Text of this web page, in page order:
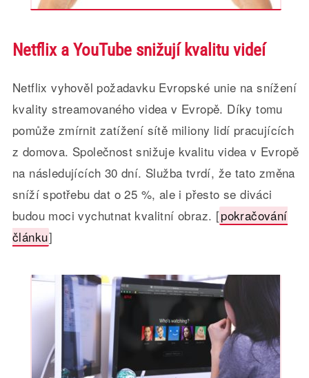
Netflix a YouTube snižují kvalitu videí
Netflix vyhověl požadavku Evropské unie na snížení
kvality streamovaného videa v Evropě. Díky tomu
pomůže zmírnit zatížení sítě miliony lidí pracujících
z domova. Společnost snižuje kvalitu videa v Evropě
na následujících 30 dní. Služba tvrdí, že tato změna
sníží spotřebu dat o 25 %, ale i přesto se diváci
budou moci vychutnat kvalitní obraz. [pokračování
článku]